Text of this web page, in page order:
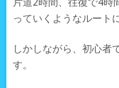
っていくようなルート
しかしながら、初心者
す。